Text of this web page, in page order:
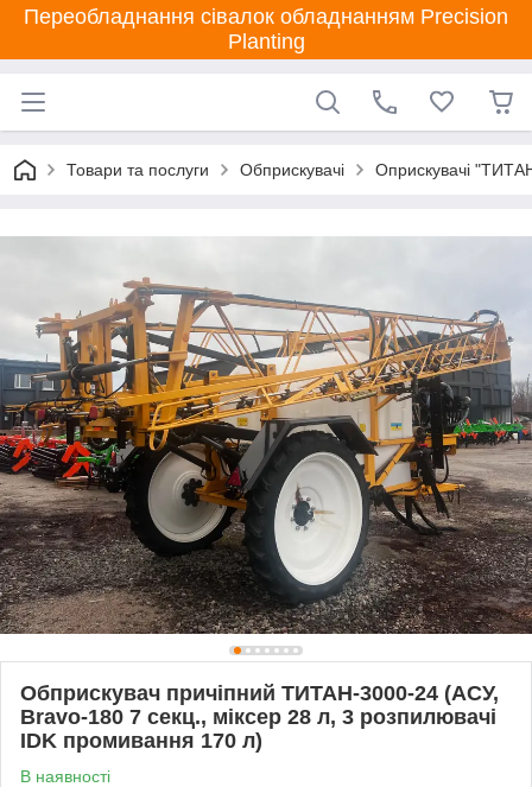
Переобладнання сівалок обладнанням Precision
Planting
Товари та послуги Обприскувачі Оприскувачі
Обприскувач причіпний ТИТАН-3000-24 (АСУ,
Bravo-180 7 секц., міксер 28 л, 3 розпилювачі
IDK промивання 170 л)
В наявності